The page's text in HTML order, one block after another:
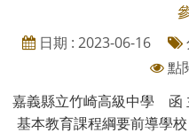
日期 : 2023-06-16
點
嘉義縣立竹崎高級中學 函
基本教育課程綱要前導學